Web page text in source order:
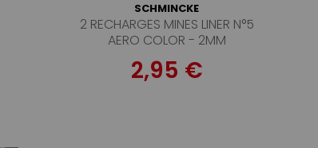
SCHMINCKE
2 RECHARGES MINES LINER N°5
AERO COLOR - 2MM
2,95 €